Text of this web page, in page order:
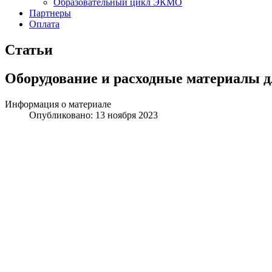
Образовательный цикл ЭКМО
Партнеры
Оплата
Статьи
Оборудование и расходные
Информация о материале
Опубликовано: 13 ноября 2023